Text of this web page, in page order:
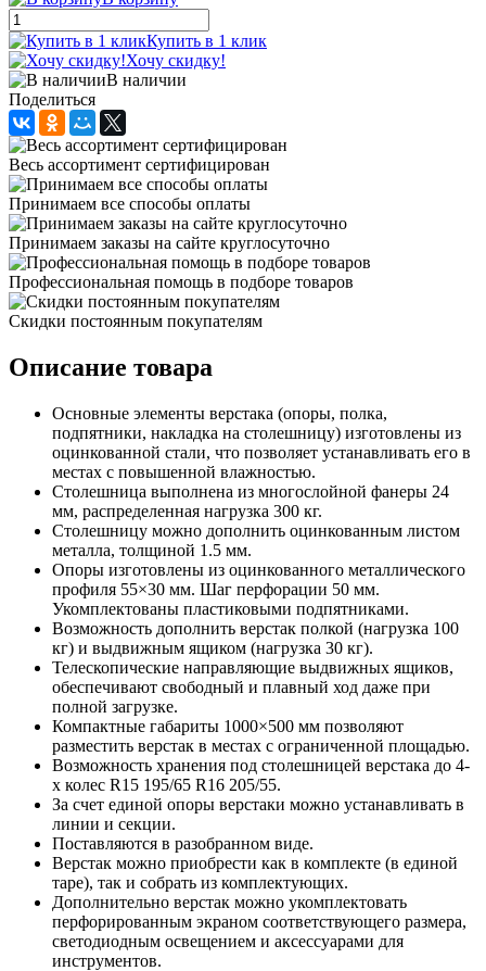
Купить в 1 клик
Хочу скидку!
В наличии
Поделиться
Весь ассортимент сертифицирован
Принимаем все способы оплаты
Принимаем заказы на сайте круглосуточно
Профессиональная помощь в подборе товаров
Скидки постоянным покупателям
Описание товара
Основные элементы верстака (опоры, полка,
подпятники, накладка на столешницу) изготовлены из
оцинкованной стали, что позволяет устанавливать его в
местах с повышенной влажностью.
Столешница выполнена из многослойной фанеры 24
мм, распределенная нагрузка 300 кг.
Столешницу можно дополнить оцинкованным листом
металла, толщиной 1.5 мм.
Опоры изготовлены из оцинкованного металлического
профиля 55×30 мм. Шаг перфорации 50 мм.
Укомплектованы пластиковыми подпятниками.
Возможность дополнить верстак полкой (нагрузка 100
кг) и выдвижным ящиком (нагрузка 30 кг).
Телескопические направляющие выдвижных ящиков,
обеспечивают свободный и плавный ход даже при
полной загрузке.
Компактные габариты 1000×500 мм позволяют
разместить верстак в местах с ограниченной площадью.
Возможность хранения под столешницей верстака до 4-
х колес R15 195/65 R16 205/55.
За счет единой опоры верстаки можно устанавливать в
линии и секции.
Поставляются в разобранном виде.
Верстак можно приобрести как в комплекте (в единой
таре), так и собрать из комплектующих.
Дополнительно верстак можно укомплектовать
перфорированным экраном соответствующего размера,
светодиодным освещением и аксессуарами для
инструментов.